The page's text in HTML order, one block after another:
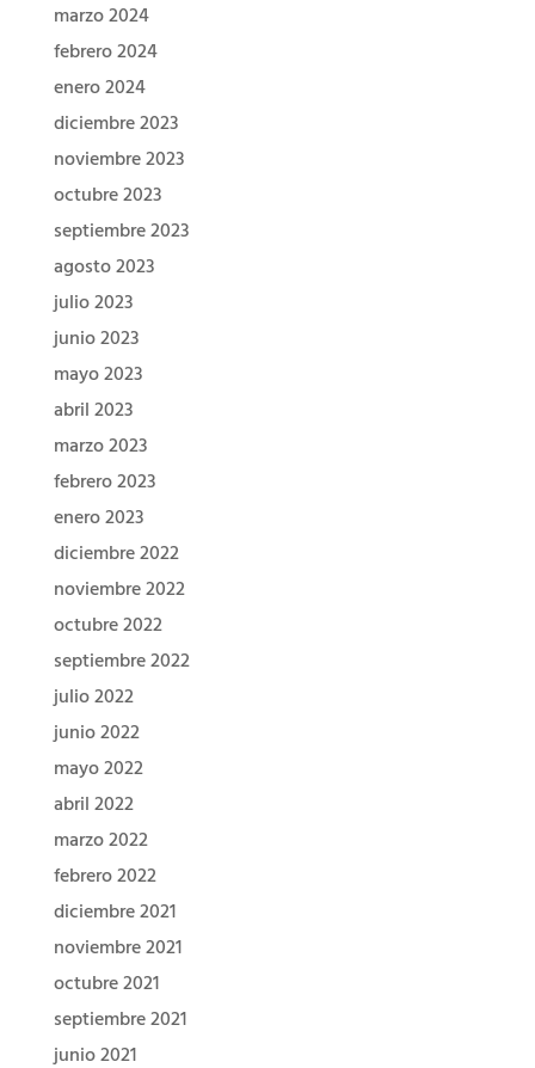
marzo 2024
febrero 2024
enero 2024
diciembre 2023
noviembre 2023
octubre 2023
septiembre 2023
agosto 2023
julio 2023
junio 2023
mayo 2023
abril 2023
marzo 2023
febrero 2023
enero 2023
diciembre 2022
noviembre 2022
octubre 2022
septiembre 2022
julio 2022
junio 2022
mayo 2022
abril 2022
marzo 2022
febrero 2022
diciembre 2021
noviembre 2021
octubre 2021
septiembre 2021
junio 2021